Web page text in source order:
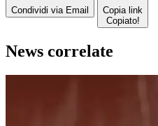
Condividi via Email
Copia link
Copiato!
News correlate